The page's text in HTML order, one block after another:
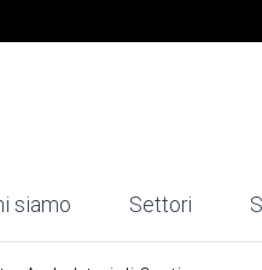
siamo Settori